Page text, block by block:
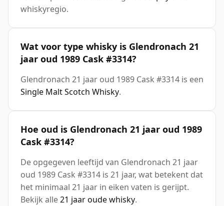
whiskyregio.
Wat voor type whisky is Glendronach 21
jaar oud 1989 Cask #3314?
Glendronach 21 jaar oud 1989 Cask #3314 is een
Single Malt Scotch Whisky.
Hoe oud is Glendronach 21 jaar oud 1989
Cask #3314?
De opgegeven leeftijd van Glendronach 21 jaar
oud 1989 Cask #3314 is 21 jaar, wat betekent dat
het minimaal 21 jaar in eiken vaten is gerijpt.
Bekijk alle21 jaar oude whisky.